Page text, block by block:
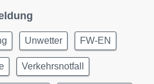
Unwetter FW-EN
Verkehrsnotfall